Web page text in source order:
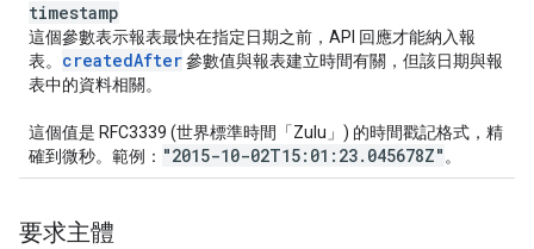
timestamp
這個參數表示報表最快在指定日期之前，API 回應才能納入報
表。 createdAfter參數值與報表建立時間有關，但該日期與報
表中的資料相關。
這個值是 RFC3339 (世界標準時間「Zulu」) 的時間戳記格式，精
確到微秒。範例： "2015-10-02T15:01:23. 045678Z" 。
要求主體